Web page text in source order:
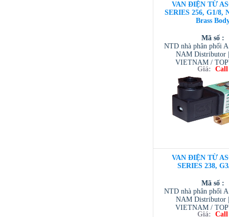
VAN ĐIỆN TỪ
SERIES 256, G1/8,
Brass
Mã số :
NTD nhà phân phối
NAM Distributor
VIETNAM /
VIETNAM /
/ TESCOM
Giá: Call
VAN ĐIỆN TỪ
SERIES 238,
Mã số :
NTD nhà phân phối
NAM Distributor
VIETNAM /
Giá: Call